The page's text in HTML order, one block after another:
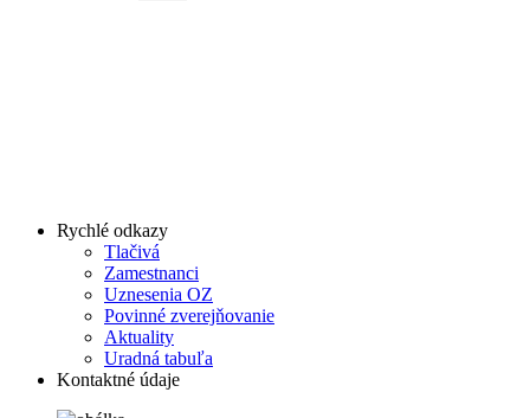
Rychlé odkazy
Tlačivá
Zamestnanci
Uznesenia OZ
Povinné zverejňovanie
Aktuality
Uradná tabuľa
Kontaktné údaje